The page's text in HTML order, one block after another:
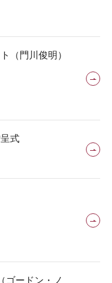
（門川俊明）
式
ゴードン・ノ